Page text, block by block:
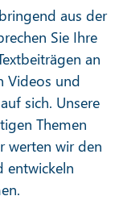
aus der
Sie Ihre
an
Videos und
sich. Unsere
Themen
werten wir den
entwickeln